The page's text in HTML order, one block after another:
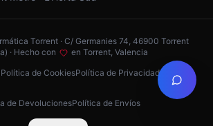
Torrent · C/ Germanies 74, 46900 Torrent
· Hecho con
en Torrent, Valencia
Política de CookiesPolítica de Privacidad
de DevolucionesPolítica de Envíos